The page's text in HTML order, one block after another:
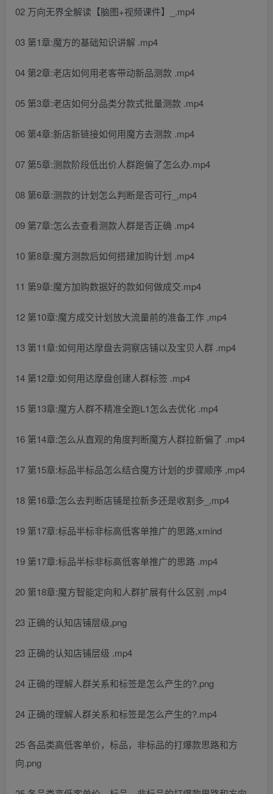
02 万向无界全解读【脑图+视频课件】_.mp4
03 第1章:魔方的基础知识讲解 .mp4
04 第2章:老店如何用老客带动新品测款 .mp4
05 第3章:老店如何分品类分款式批量测款 .mp4
06 第4章:新店新链接如何用魔方去测款 .mp4
07 第5章:测款阶段低出价人群跑偏了怎么办.mp4
08 第6章:测款的计划怎么判断是否可行_,mp4
09 第7章:怎么去查看测款人群是否正确 .mp4
10 第8章:魔方测款后如何搭建加购计划 .mp4
11 第9章:魔方加购数据好的款如何做成交.mp4
12 第10章:魔方成交计划放大流量前的准备工作 ,mp4
13 第11章:如何用达摩盘去洞察店铺以及宝贝人群 .mp4
14 第12章:如何用达摩盘创建人群标签 .mp4
15 第13章:魔方人群不精准全跑L1怎么去优化 .mp4
16 第14章:怎么从直观的角度判断魔方人群拉新偏了 .mp4
17 第15章:标品半标品怎么结合魔方计划的步骤顺序 ,mp4
18 第16章:怎么去判断店铺是拉新多还是收割多_,mp4
19 第17章:标品半标非标高低客单推广的思路,xmind
19 第17章:标品半标非标高低客单推广的思路 .mp4
20 第18章:魔方智能定向和人群扩展有什么区别 ,mp4
23 正确的认知店铺层级,png
23 正确的认知店铺层级 .mp4
24 正确的理解人群关系和标签是怎么产生的?.png
24 正确的理解人群关系和标签是怎么产生的?.mp4
25 各品类高低客单价，标品，非标品的打爆款思路和方
向.png